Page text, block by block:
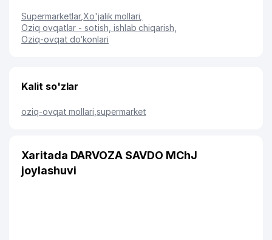
Supermarketlar, Xo'jalik mollari
Oziq ovqatlar - sotish, ishlab chiqarish
Oziq-ovqat do‘konlari
Kalit so'zlar
oziq-ovqat mollari ,supermarket
Xaritada DARVOZA SAVDO MChJ
joylashuvi